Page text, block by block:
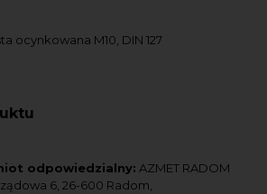
ocynkowana M10, DIN 127
odpowiedzialny: AZMET RADOM
6, 26-600 Radom,